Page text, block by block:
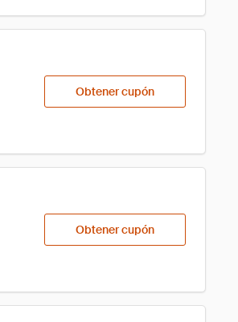
Obtener cupón
Obtener cupón